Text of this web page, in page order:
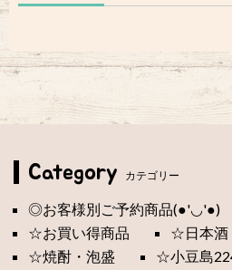
Category カテゴリー
◎お客様別ご予約商品(●'◡'●)
☆お買い得商品
☆日本酒
☆焼酎・泡盛
☆小豆島